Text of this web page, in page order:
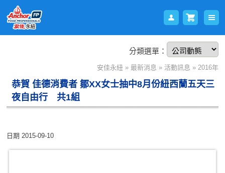
分類選單：
安佳永紐» 最新消息 » 活動訊息 » 2016年
恭賀 佳德消費者 鄒XX女士抽中8月份紐西蘭五天三
夜自由行 共1組
日期2015-09-10